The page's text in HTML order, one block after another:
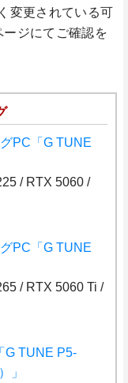
変更されている可
ジにてご確認を
PC「G TUNE
/ RTX 5060 /
PC「G TUNE
/ RTX 5060 Ti /
G TUNE P5-
」